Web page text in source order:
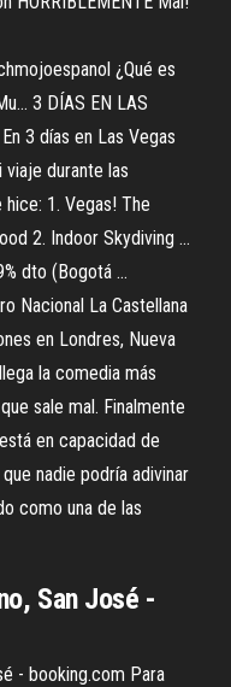
¿Qué es
3 DÍAS EN LAS
3 días en Las Vegas
durante las
1. Vegas! The
2. Indoor Skydiving ...
dto (Bogotá ...
Nacional La Castellana
en Londres, Nueva
la comedia más
sale mal. Finalmente
en capacidad de
nadie podría adivinar
como una de las
, San José -
- booking.com Para